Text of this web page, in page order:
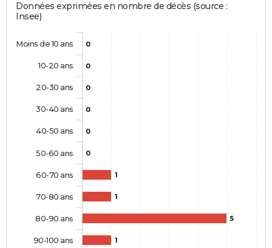
Données exprimées en nombre de décès (source :
Insee)
0
0
0
0
0
0
1
1
5
1
Moins de 10 ans
10-20 ans
20-30 ans
30-40 ans
40-50 ans
50-60 ans
60-70 ans
70-80 ans
80-90 ans
90-100 ans